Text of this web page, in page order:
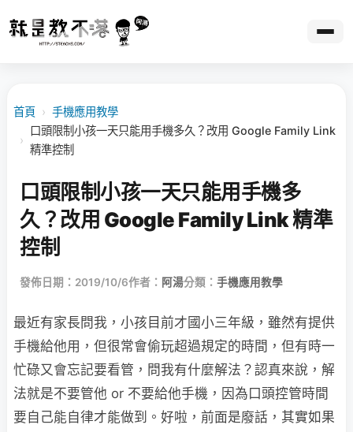
首頁 › 手機應用教學
›
口頭限制小孩一天只能用手機多久？改用 Google Family Link
精準控制
口頭限制小孩一天只能用手機多
久？改用 Google Family Link 精準
控制
發佈日期：2019/10/6作者： 阿湯分類： 手機應用教學
最近有家長問我，小孩目前才國小三年級，雖然有提供
手機給他用，但很常會偷玩超過規定的時間，但有時一
忙碌又會忘記要看管，問我有什麼解法？認真來說，解
法就是不要管他 or 不要給他手機，因為口頭控管時間
要自己能自律才能做到。好啦，前面是廢話，其實如果